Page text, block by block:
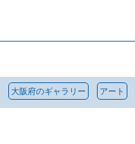
大阪府のギャラリー アート